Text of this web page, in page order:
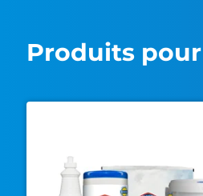
Produits